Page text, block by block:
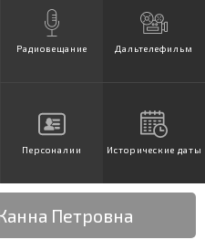
Радиовещание Дальтелефильм
Персоналии Исторические даты
Петровна